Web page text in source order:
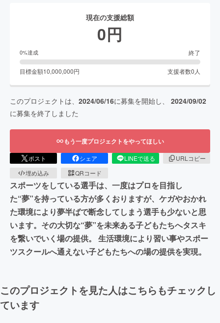
現在の支援総額
0円
0%達成 終了
目標金額10,000,000円 支援者数0 人
このプロジェクトは、 2024/06/16に募集を開始し、 2024/09/02
に募集を終了しました
もう一度プロジェクトをやってほしい
ポスト シェア LINEで送る
URLコピー
埋め込み
QRコード
スポーツをしている選手は、一度はプロを目指し
た“夢”を持っている方が多くおりますが、ケガやおかれ
た環境により夢半ばで断念してしまう選手も少ないと思
います。その大切な“夢”を未来ある子どもたちへタスキ
を繋いでいく場の提供。 生活環境により習い事やスポー
ツスクールへ通えない子どもたちへの場の提供を実現。
このプロジェクトを見た人はこちらもチェックし
ています